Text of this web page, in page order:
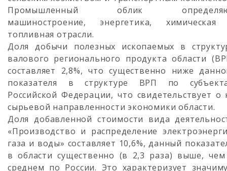
Промышленный облик
машиностроение, энергетика,
топливная отрасли.
Доля добычи полезных ископаемых в
валового регионального продукта области
составляет 2,8%, что существенно ниже
показателя в структуре ВРП по
Российской Федерации, что свидетельствует о
сырьевой направленности экономики области.
Доля добавленной стоимости вида
«Производство и распределение
газа и воды» составляет 10,6%, данный
в области существенно (в 2,3 раза) выше,
среднем по России. Это характеризует